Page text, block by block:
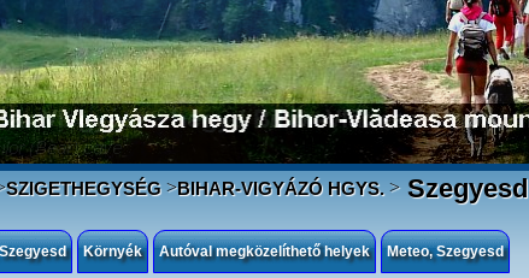
SZIGETHEGYSÉG>BIHAR-VIGYÁZÓ HGYS. >Szegyesd
Környék Autóval megközelíthető helyek Meteo, Szegyesd